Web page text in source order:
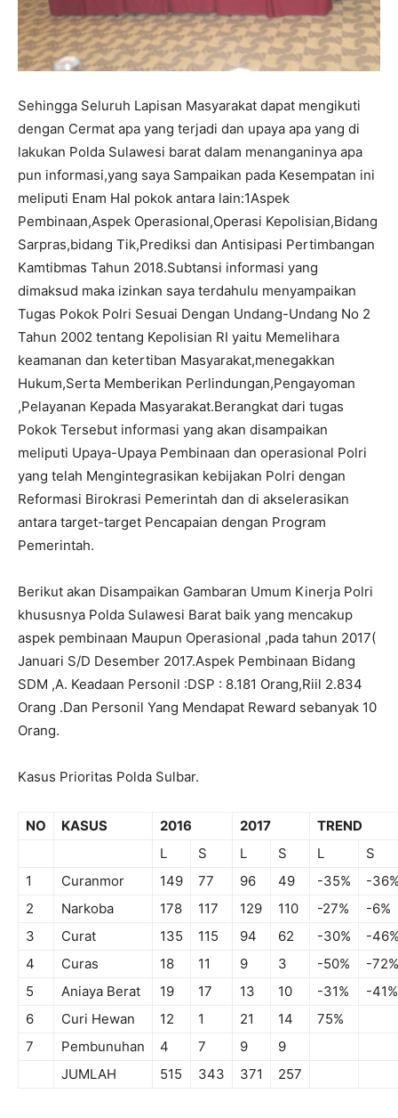
Sehingga Seluruh Lapisan Masyarakat dapat mengikuti
dengan Cermat apa yang terjadi dan upaya apa yang di
lakukan Polda Sulawesi barat dalam menanganinya apa
pun informasi,yang saya Sampaikan pada Kesempatan ini
meliputi Enam Hal pokok antara lain:1Aspek
Pembinaan,Aspek Operasional,Operasi Kepolisian,Bidang
Sarpras,bidang Tik,Prediksi dan Antisipasi Pertimbangan
Kamtibmas Tahun 2018.Subtansi informasi yang
dimaksud maka izinkan saya terdahulu menyampaikan
Tugas Pokok Polri Sesuai Dengan Undang-Undang No 2
Tahun 2002 tentang Kepolisian RI yaitu Memelihara
keamanan dan ketertiban Masyarakat,menegakkan
Hukum,Serta Memberikan Perlindungan,Pengayoman
,Pelayanan Kepada Masyarakat.Berangkat dari tugas
Pokok Tersebut informasi yang akan disampaikan
meliputi Upaya-Upaya Pembinaan dan operasional Polri
yang telah Mengintegrasikan kebijakan Polri dengan
Reformasi Birokrasi Pemerintah dan di akselerasikan
antara target-target Pencapaian dengan Program
Pemerintah.
Berikut akan Disampaikan Gambaran Umum Kinerja Polri
khususnya Polda Sulawesi Barat baik yang mencakup
aspek pembinaan Maupun Operasional ,pada tahun 2017(
Januari S/D Desember 2017.Aspek Pembinaan Bidang
SDM ,A. Keadaan Personil :DSP : 8.181 Orang,Riil 2.834
Orang .Dan Personil Yang Mendapat Reward sebanyak 10
Orang.
Kasus Prioritas Polda Sulbar.
NO KASUS 2016 2017
TREND
L
S L S L
S
1
Curanmor 149 77 96 49 -35%
-
2
Narkoba 178 117 129 110 -27%
-6%
3
Curat 135 115 94 62 -30%
-
4
Curas 18 11 9 3 -50%
-72%
5
Aniaya Berat 19 17 13 10 -31%
-41%
6
Curi Hewan 12 1 21 14
75%
7
Pembunuhan 4 7 9
9
JUMLAH
515 343 371 257